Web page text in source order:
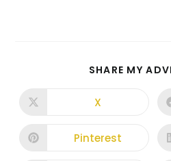
SHARE MY
X
Pinterest